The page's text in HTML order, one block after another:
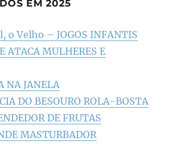
EM 2025
o Velho – JOGOS INFANTIS
ATACA MULHERES E
NA JANELA
DO BESOURO ROLA-BOSTA
DE FRUTAS
MASTURBADOR